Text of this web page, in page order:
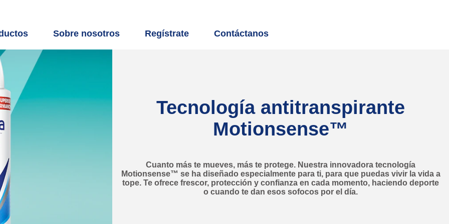
Sobre nosotros Regístrate Contáctanos
Tecnología antitranspirante
Motionsense™
Cuanto más te mueves, más te protege. Nuestra innovadora tecnología
Motionsense™ se ha diseñado especialmente para ti, para que puedas vivir la vida a
tope. Te ofrece frescor, protección y confianza en cada momento, haciendo deporte
o cuando te dan esos sofocos por el día.